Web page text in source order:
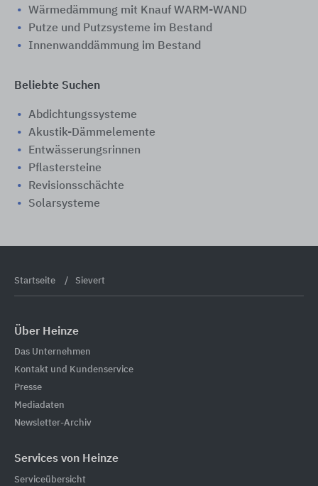
Wärmedämmung mit Knauf WARM-WAND
Putze und Putzsysteme im Bestand
Innenwanddämmung im Bestand
Beliebte Suchen
Abdichtungssysteme
Akustik-Dämmelemente
Entwässerungsrinnen
Pflastersteine
Revisionsschächte
Solarsysteme
Startseite Sievert
Über Heinze
Das Unternehmen
Kontakt und Kundenservice
Presse
Mediadaten
Newsletter-Archiv
Services von Heinze
Serviceübersicht